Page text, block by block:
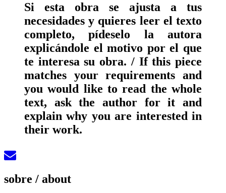
Si esta obra se ajusta a tus
necesidades y quieres leer el texto
completo, pídeselo la autora
explicándole el motivo por el que
te interesa su obra. / If this piece
matches your requirements and
you would like to read the whole
text, ask the author for it and
explain why you are interested in
their work.
sobre / about